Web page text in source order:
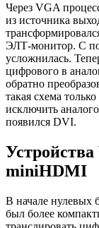
Через VGA
из источника
ЭЛТ-монитор. С
усложнилась.
цифрового в
обратно
такая схема
исключить
появился DVI.
miniHDMI
В начале нулевых
был более